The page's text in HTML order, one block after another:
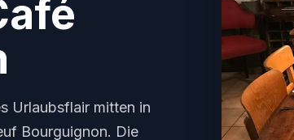
Urlaubsflair mitten in
Bourguignon. Die